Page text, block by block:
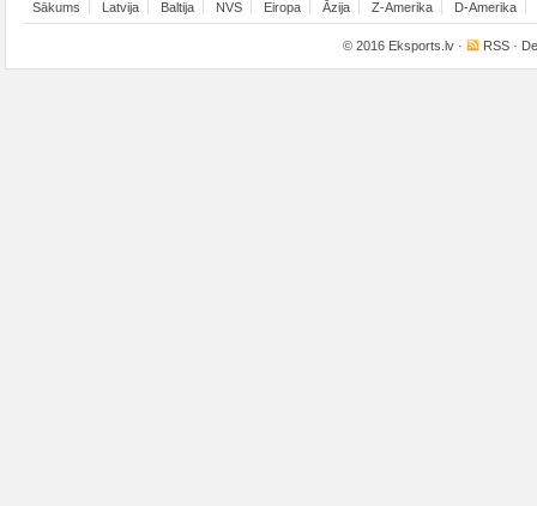
Sākums Latvija Baltija NVS Eiropa Āzija Z-Amerika D-Amerika
© 2016 Eksports.lv · RSS ·